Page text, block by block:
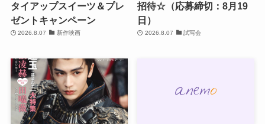
タイアップスイーツ＆プレ
ゼントキャンペーン
2026.8.07 新作映画
招待☆（応募締切：8月19
日）
2026.8.07 試写会